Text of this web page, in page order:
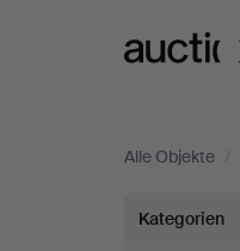
Alle Objekte /
Kunst
Kategorien